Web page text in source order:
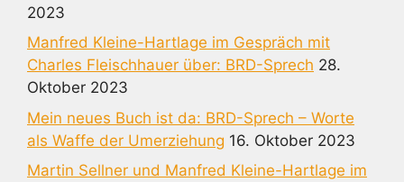
2023
Manfred Kleine-Hartlage im Gespräch mit
Charles Fleischhauer über: BRD-Sprech 28.
Oktober 2023
Mein neues Buch ist da: BRD-Sprech – Worte
als Waffe der Umerziehung 16. Oktober 2023
Martin Sellner und Manfred Kleine-Hartlage im